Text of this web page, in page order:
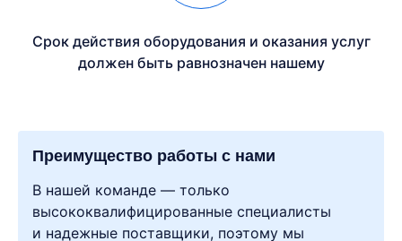
Срок действия оборудования и оказания услуг
должен быть равнозначен нашему
Преимущество работы с нами
В нашей команде — только
высококвалифицированные специалисты
и надежные поставщики, поэтому мы